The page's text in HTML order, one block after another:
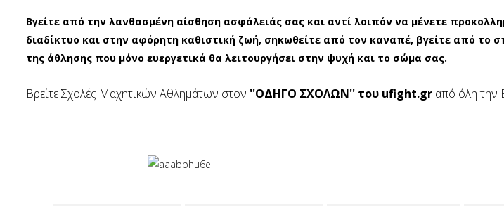
Βγείτε από την λανθασμένη αίσθηση ασφάλειάς σας και αντί λοιπόν να μένετε
διαδίκτυο και στην αφόρητη καθιστική ζωή, σηκωθείτε από τον καναπέ, βγείτε από το
της άθλησης που μόνο ευεργετικά θα λειτουργήσει στην ψυχή και το σώμα σας.
Βρείτε Σχολές Μαχητικών Αθλημάτων στον ''ΟΔΗΓΟ ΣΧΟΛΩΝ'' του ufight.gr από όλη την